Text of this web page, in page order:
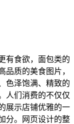
有食欲，面包类的
品质的美食图片，
色泽饱满、精致的
人们消费的不仅仅
展示店铺优雅的一
分。网页设计的整